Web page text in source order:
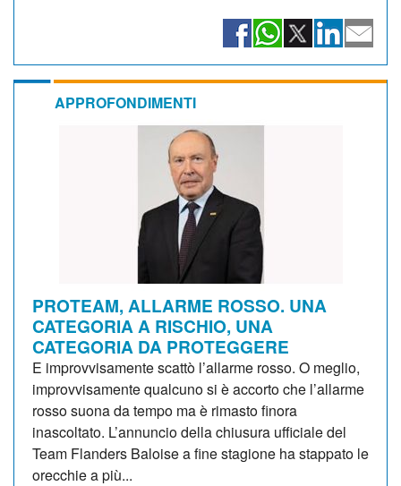
APPROFONDIMENTI
PROTEAM, ALLARME ROSSO. UNA
CATEGORIA A RISCHIO, UNA
CATEGORIA DA PROTEGGERE
E improvvisamente scattò l’allarme rosso. O meglio,
improvvisamente qualcuno si è accorto che l’allarme
rosso suona da tempo ma è rimasto finora
inascoltato. L’annuncio della chiusura ufficiale del
Team Flanders Baloise a fine stagione ha stappato le
orecchie a più...